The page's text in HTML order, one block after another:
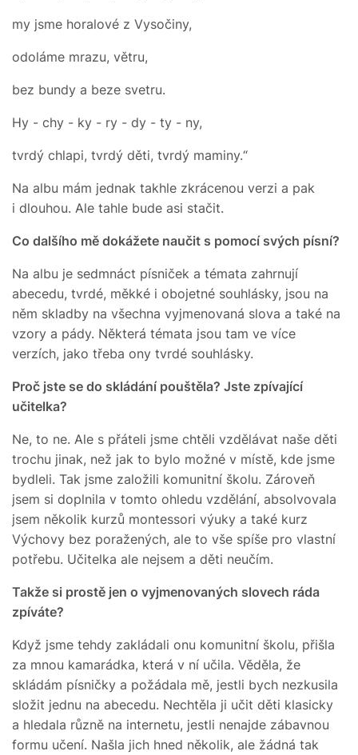
my jsme horalové z Vysočiny,
odoláme mrazu, větru,
bez bundy a beze svetru.
Hy - chy - ky - ry - dy - ty - ny,
tvrdý chlapi, tvrdý děti, tvrdý maminy.“
Na albu mám jednak takhle zkrácenou verzi a pak
i dlouhou. Ale tahle bude asi stačit.
Co dalšího mě dokážete naučit s pomocí svých písní?
Na albu je sedmnáct písniček a témata zahrnují
abecedu, tvrdé, měkké i obojetné souhlásky, jsou na
něm skladby na všechna vyjmenovaná slova a také na
vzory a pády. Některá témata jsou tam ve více
verzích, jako třeba ony tvrdé souhlásky.
Proč jste se do skládání pouštěla? Jste zpívající
učitelka?
Ne, to ne. Ale s přáteli jsme chtěli vzdělávat naše děti
trochu jinak, než jak to bylo možné v místě, kde jsme
bydleli. Tak jsme založili komunitní školu. Zároveň
jsem si doplnila v tomto ohledu vzdělání, absolvovala
jsem několik kurzů montessori výuky a také kurz
Výchovy bez poražených, ale to vše spíše pro vlastní
potřebu. Učitelka ale nejsem a děti neučím.
Takže si prostě jen o vyjmenovaných slovech ráda
zpíváte?
Když jsme tehdy zakládali onu komunitní školu, přišla
za mnou kamarádka, která v ní učila. Věděla, že
skládám písničky a požádala mě, jestli bych nezkusila
složit jednu na abecedu. Nechtěla ji učit děti klasicky
a hledala různě na internetu, jestli nenajde zábavnou
formu učení. Našla jich hned několik, ale žádná tak